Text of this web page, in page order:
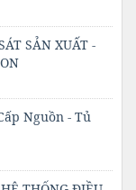
SẢN XUẤT -
Nguồn - Tủ